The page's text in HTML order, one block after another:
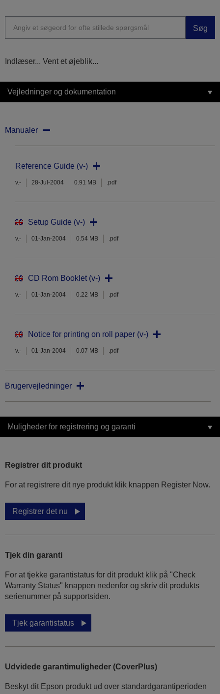
Søg
Indlæser... Vent et øjeblik...
Vejledninger og dokumentation
Manualer
Reference Guide (v-)
v.- 28-Jul-2004 0.91 MB .pdf
Setup Guide (v-)
v.- 01-Jan-2004 0.54 MB .pdf
CD Rom Booklet (v-)
v.- 01-Jan-2004 0.22 MB .pdf
Notice for printing on roll paper (v-)
v.- 01-Jan-2004 0.07 MB .pdf
Brugervejledninger
Muligheder for registrering og garanti
Registrer dit produkt
For at registrere dit nye produkt klik knappen Register Now.
Registrer det nu
Tjek din garanti
For at tjekke garantistatus for dit produkt klik på "Check
Warranty Status" knappen nedenfor og skriv dit produkts
serienummer på supportsiden.
Tjek garantistatus
Udvidede garantimuligheder (CoverPlus)
Beskyt dit Epson produkt ud over standardgarantiperioden